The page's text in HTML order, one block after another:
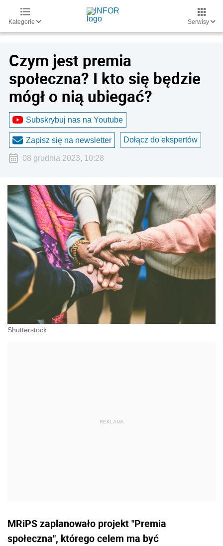
Kategorie Serwisy
Czym jest premia
społeczna? I kto się będzie
mógł o nią ubiegać?
Subskrybuj nas na Youtube
Zapisz się na newsletter Dołącz do ekspertów
08 grudnia 2023, 10:28
Shutterstock
MRiPS zaplanowało projekt "Premia
społeczna", którego celem ma być